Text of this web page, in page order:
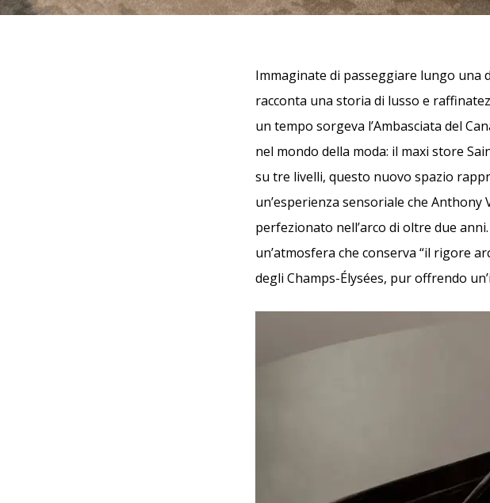
Immaginate di passeggiare lungo una
racconta una storia di lusso e
un tempo sorgeva l’Ambasciata del
nel mondo della moda: il maxi store
su tre livelli, questo nuovo spazio
un’esperienza sensoriale che
perfezionato nell’arco di oltre due
un’atmosfera che conserva “il rigore
degli Champs-Élysées, pur offrendo